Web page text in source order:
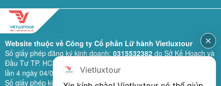
Website thuộc về Công ty Cổ phần Lữ hành Vietluxtour
Số giấy phép đăng ký kinh doanh: 0315532382do Sở Kế Hoạch và
Đầu Tư TP. HCM cấp lần đầu ngày 28/02/2019 (sửa đổi bổ sung
lần 4 ngày 04/06/2024).
Số giấy phép kinh doanh lữ hành quốc tế:79-1111/2019/TCDL-GP
Vietluxtour